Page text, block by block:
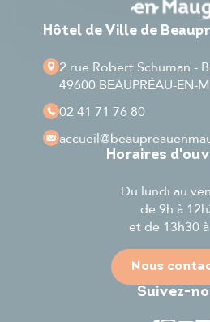
Hôtel de Ville de
2 rue Robert Schuman -
49600 BEAUPRÉAU-EN-
02 41 71 76 80
accueil
Horaires
Du lundi au
de 9h à
et de 13h30
Nous
Suivez-